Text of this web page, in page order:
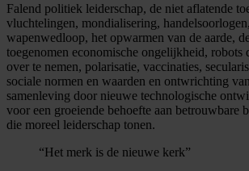
Falend politiek leiderschap, de niet aflatende
vluchtelingen, mondialisering,
wapenwedloop, het opwarmen van de aarde,
toegenomen economische ongelijkheid, robots
over te nemen, polarisatie, vaccinaties,
sociale normen en waarden en ontwrichting
samenleving door nieuwe technologische
voor een groeiende behoefte aan betrouwbare
die moreel leiderschap tonen.
“Het merk is de nieuwe kerk”